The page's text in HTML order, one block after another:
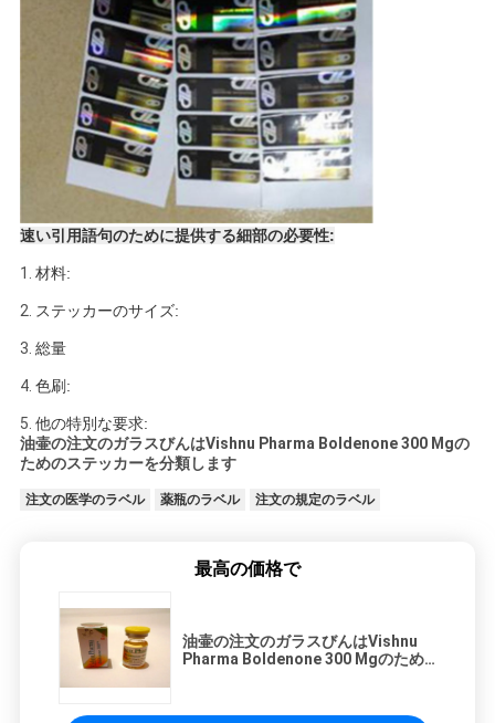
速い引用語句のために提供する細部の必要性:
1. 材料:
2. ステッカーのサイズ:
3. 総量
4. 色刷:
5. 他の特別な要求:
油壷の注文のガラスびんはVishnu Pharma Boldenone 300 Mgの
ためのステッカーを分類します
注文の医学のラベル 薬瓶のラベル 注文の規定のラベル
最高の価格で
油壷の注文のガラスびんはVishnu
Pharma Boldenone 300 Mgのため